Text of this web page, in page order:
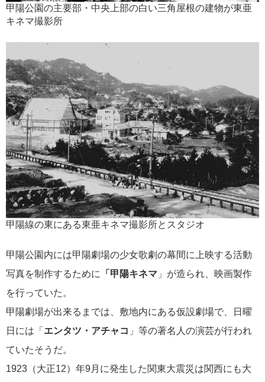
甲陽公園の主要部・中央上部の白い三角屋根の建物が東亜
キネマ撮影所
甲陽線の東にある東亜キネマ撮影所とスタジオ
甲陽公園内には甲陽劇場の少女歌劇の幕間に上映する活動
写真を制作するために
「甲陽キネマ 」が造られ、映画製作
を行っていた。
甲陽劇場が出来るまでは、敷地内にある仮設劇場で、日曜
日には「 エンタツ・アチャコ 」等の著名人の演芸が行われ
ていたそうだ。
1923（大正12）年9月に発生した関東大震災は関西にも大